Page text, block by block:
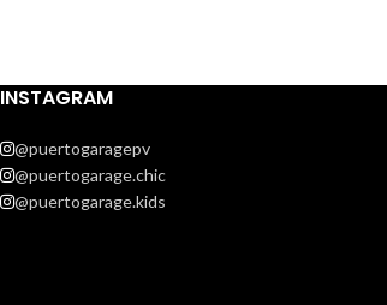
INSTAGRAM
@puertogaragepv
@puertogarage.chic
@puertogarage.kids